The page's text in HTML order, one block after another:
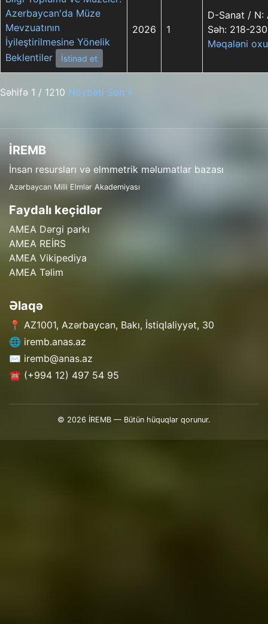
Azerbaycan'da Müze
Mevzuatının
İyileştirilmesine Yönelik
Beklentiler
İstinad et
2026 1
D-Sanat / N:
Səh: 218-
Məqaləni oxu
Səhifə 1 / 1210 Növbəti Son »
İREMB
İnsan resursları və elmmetrik məlumatlar bazası
Azərbaycan Milli Elmlər Akademiyası
Faydalı keçidlər
AMEA Dərgi parkı
AMEA REİRS
AMEA Vikipediya
AMEA Təlim
Əlaqə
📍 AZ1001, Azərbaycan, Bakı, İstiqlaliyyət, 30
🌐 iremb.anas.az
✉️ iremb@anas.az
☎️ (+994 12) 497 54 95
© 2026 İREMB — Bütün hüquqlar qorunur.